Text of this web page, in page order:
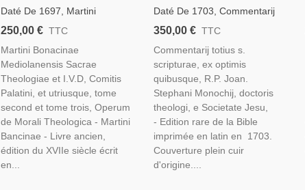
Daté De 1697, Martini
Bonacinae Mediolanensis,
Operum De Morali Theologia,
- XVIIe S., Rare, Théologie,
Latin
250,00 € TTC
Martini Bonacinae
Mediolanensis Sacrae
Theologiae et I.V.D, Comitis
Palatini, et utriusque, tome
second et tome trois, Operum
de Morali Theologica - Martini
Bancinae - Livre ancien,
édition du XVIIe siècle écrit
en...
Daté De 1703, Commentarij
Ex Optimis Quibusque, Joan
Stephani Monochij - Gravure
Terre Sainte, Théologie,
Latin, Rare, XVIIIe S.
350,00 € TTC
Commentarij totius s.
scripturae, ex optimis
quibusque, R.P. Joan.
Stephani Monochij, doctoris
theologi, e Societate Jesu,
- Edition rare de la Bible
imprimée en latin en 1703.
Couverture plein cuir
d'origine....